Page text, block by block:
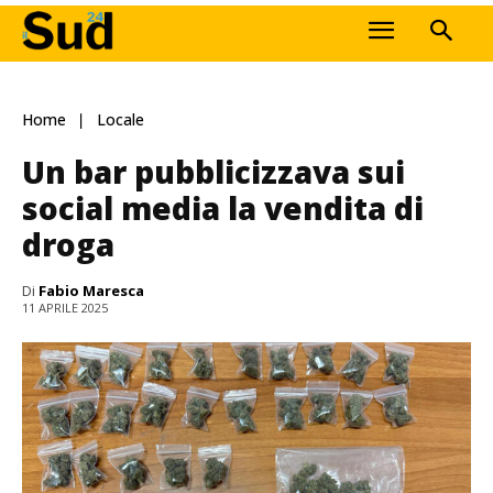
Home Locale
Un bar pubblicizzava sui
social media la vendita di
droga
Di Fabio Maresca
11 APRILE 2025